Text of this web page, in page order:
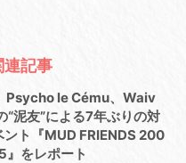
記事
Psycho le Cému、Waiv
“泥友”による7年ぶりの対
ント『MUD FRIENDS 200
をレポート